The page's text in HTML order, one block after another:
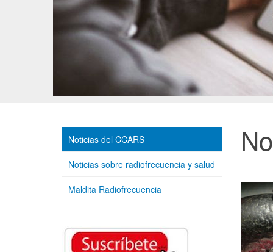
Noticias del CCARS
Noticias sobre radiofrecuencia y salud
Maldita Radiofrecuencia